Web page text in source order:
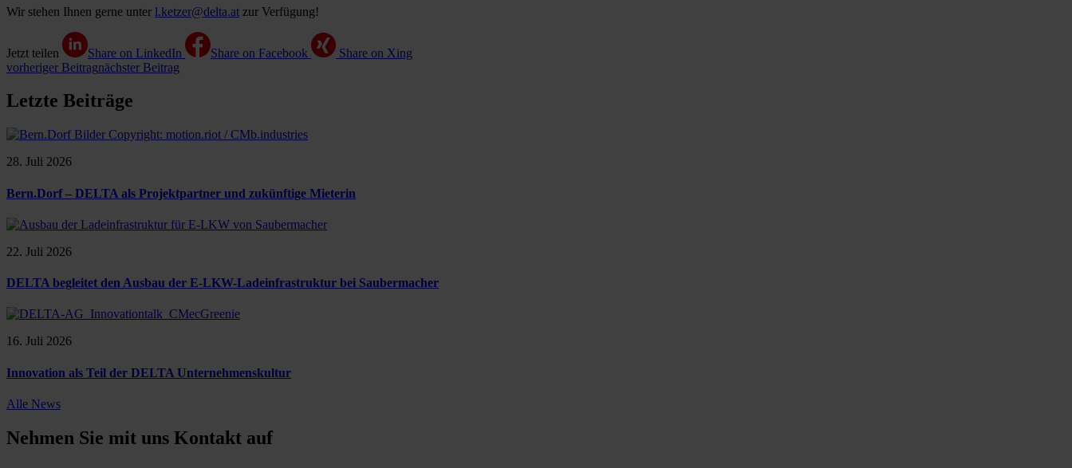
Wir stehen Ihnen gerne unter l.ketzer@delta.at zur Verfügung!
Jetzt teilen Share on LinkedIn Share on Facebook
Share on Xing
vorheriger Beitragnächster Beitrag
Letzte Beiträge
28. Juli 2026
Bern.Dorf – DELTA als Projektpartner und zukünftige Mieterin
22. Juli 2026
DELTA begleitet den Ausbau der E-LKW-Ladeinfrastruktur bei Saubermacher
16. Juli 2026
Innovation als Teil der DELTA Unternehmenskultur
Alle News
Nehmen Sie mit uns Kontakt auf